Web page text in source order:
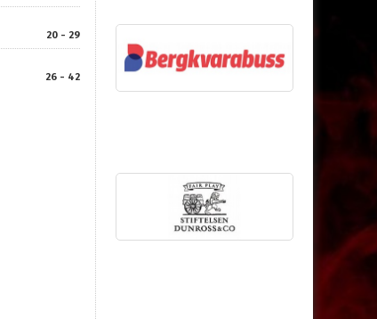
20 - 29
26 - 42